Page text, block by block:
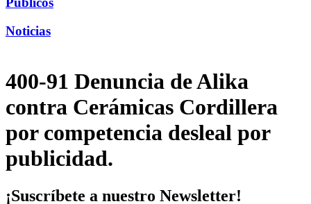
Noticias
400-91 Denuncia de Alika
contra Cerámicas Cordillera
por competencia desleal por
publicidad.
¡Suscríbete a nuestro Newsletter!